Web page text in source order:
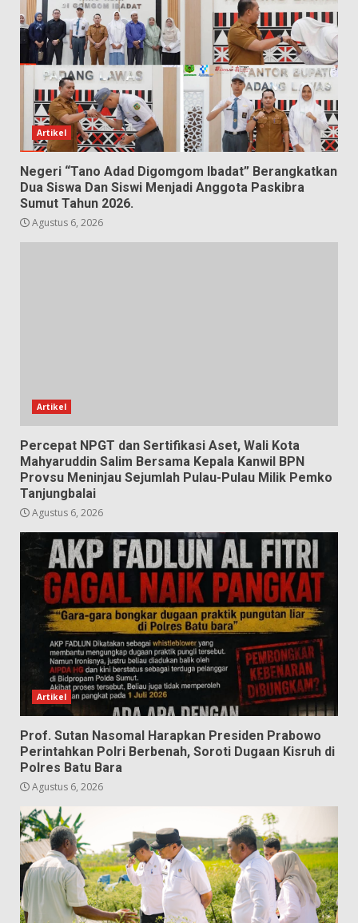
Artikel
Negeri “Tano Adad Digomgom Ibadat” Berangkatkan
Dua Siswa Dan Siswi Menjadi Anggota Paskibra
Sumut Tahun 2026.
Agustus 6, 2026
Artikel
Percepat NPGT dan Sertifikasi Aset, Wali Kota
Mahyaruddin Salim Bersama Kepala Kanwil BPN
Provsu Meninjau Sejumlah Pulau-Pulau Milik Pemko
Tanjungbalai
Agustus 6, 2026
Artikel
Prof. Sutan Nasomal Harapkan Presiden Prabowo
Perintahkan Polri Berbenah, Soroti Dugaan Kisruh di
Polres Batu Bara
Agustus 6, 2026